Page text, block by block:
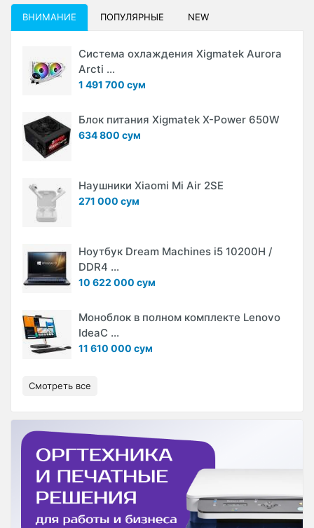
ВНИМАНИЕ ПОПУЛЯРНЫЕ NEW
Система охлаждения Xigmatek Aurora
Arcti ...
1 491 700 сум
Блок питания Xigmatek X-Power 650W
634 800 сум
Наушники Xiaomi Mi Air 2SE
271 000 сум
Ноутбук Dream Machines i5 10200H /
DDR4 ...
10 622 000 сум
Моноблок в полном комплекте Lenovo
IdeaC ...
11 610 000 сум
Смотреть все